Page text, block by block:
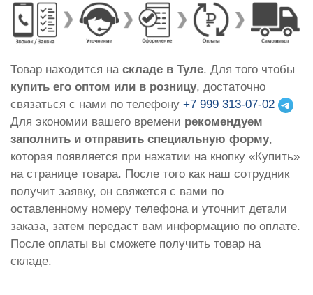
Товар находится на складе в Туле. Для того чтобы
купить его оптом или в розницу, достаточно
связаться с нами по телефону +7 999 313-07-02
Для экономии вашего времени рекомендуем
заполнить и отправить специальную форму,
которая появляется при нажатии на кнопку «Купить»
на странице товара. После того как наш сотрудник
получит заявку, он свяжется с вами по
оставленному номеру телефона и уточнит детали
заказа, затем передаст вам информацию по оплате.
После оплаты вы сможете получить товар на
складе.